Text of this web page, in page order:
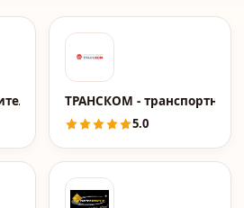
ТРАНСКОМ - транспортная
5.0